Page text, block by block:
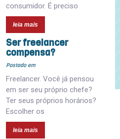
consumidor. É preciso
leia mais
Ser freelancer
compensa?
Postado em
Freelancer. Você já pensou
em ser seu próprio chefe?
Ter seus próprios horários?
Escolher os
leia mais